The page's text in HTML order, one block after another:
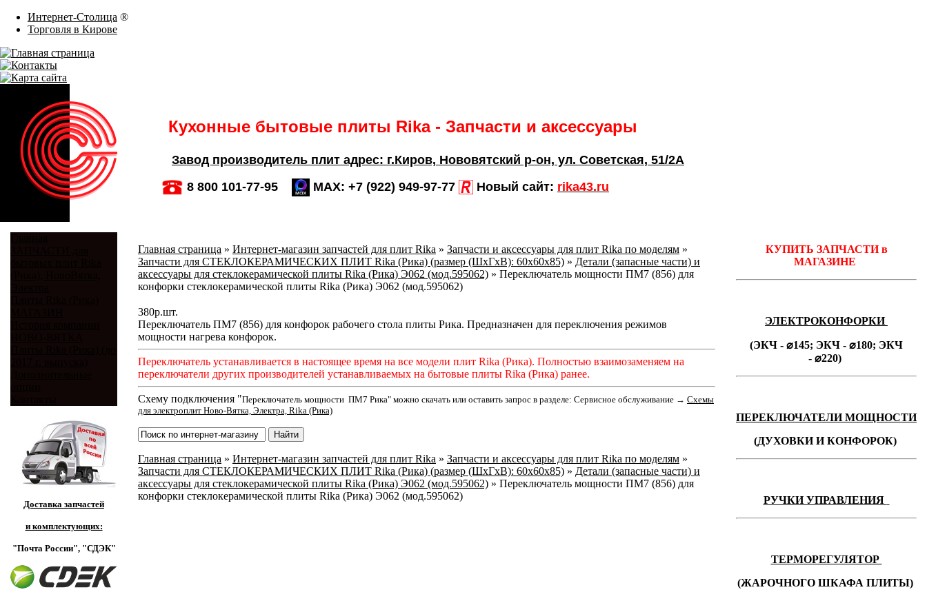
Интернет-Столица ®
Торговля в Кирове
Кухонные бытовые плиты Rika - Запчасти и аксессуары
Завод производитель плит адрес: г.Киров, Нововятский р-он, ул. Советская, 51/2А
8 800 101-77-95
MAX: +7 (922) 949-97-77 Новый сайт: rika43.ru
Доставка запчастей
и комплектующих:
"Почта России", "СДЭК"
Главная страница » Интернет-магазин запчастей для плит Rika » Запчасти и аксессуары для плит Rika по моделям »
Запчасти для СТЕКЛОКЕРАМИЧЕСКИХ ПЛИТ Rika (Рика) (размер (ШхГхВ): 60x60x85) » Детали (запасные части) и
аксессуары для стеклокерамической плиты Rika (Рика) Э062 (мод.595062) » Переключатель мощности ПМ7 (856) для
конфорки стеклокерамической плиты Rika (Рика) Э062 (мод.595062)
380р.шт.
Переключатель ПМ7 (856) для конфорок рабочего стола плиты Рика. Предназначен для переключения режимов
мощности нагрева конфорок.
Переключатель устанавливается в настоящее время на все модели плит Rika (Рика). Полностью взаимозаменяем на
переключатели других производителей устанавливаемых на бытовые плиты Rika (Рика) ранее.
Схему подключения "Переключатель мощности ПМ7 Рика" можно скачать или оставить запрос в разделе: Сервисное обслуживание → Cхемы
для электроплит Ново-Вятка, Электра, Rika (Рика)
Главная страница » Интернет-магазин запчастей для плит Rika » Запчасти и аксессуары для плит Rika по моделям »
Запчасти для СТЕКЛОКЕРАМИЧЕСКИХ ПЛИТ Rika (Рика) (размер (ШхГхВ): 60x60x85) » Детали (запасные части) и
аксессуары для стеклокерамической плиты Rika (Рика) Э062 (мод.595062) » Переключатель мощности ПМ7 (856) для
конфорки стеклокерамической плиты Rika (Рика) Э062 (мод.595062)
КУПИТЬ ЗАПЧАСТИ в
МАГАЗИНЕ
ЭЛЕКТРОКОНФОРКИ
(ЭКЧ - ⌀145; ЭКЧ - ⌀180; ЭКЧ
- ⌀220)
ПЕРЕКЛЮЧАТЕЛИ МОЩНОСТИ
(ДУХОВКИ И КОНФОРОК)
РУЧКИ УПРАВЛЕНИЯ
ТЕРМОРЕГУЛЯТОР
(ЖАРОЧНОГО ШКАФА ПЛИТЫ)